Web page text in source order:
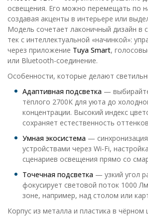
освещения. Его можно перемещать по
создавая акценты в интерьере или
Модель сочетает лаконичный дизайн в
тек с интеллектуальной «начинкой»:
через приложение Tuya Smart,
или Bluetooth-соединение.
Особенности, которые делают
Адаптивная подсветка —
тёплого 2700К для уюта до
концентрации. Высокий индекс
сохраняет естественность
Умная экосистема —
устройствами через Wi-Fi,
сценариев освещения прямо со
Точечная подсветка — узкий угол
фокусирует световой поток 1000
зоне, например, над столом или
Корпус из металла и пластика в чёрном